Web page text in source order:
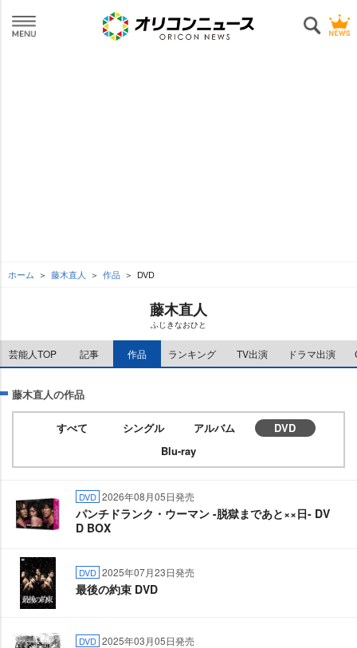
ホーム 藤木直人 作品 DVD
藤木直人
ふじきなおひと
芸能人TOP 記事 作品 ランキング TV出演 ドラマ出演
藤木直人の作品
すべて シングル アルバム
DVD
Blu-ray
DVD 2026年08月05日発売
パンチドランク・ウーマン -脱獄まであと××日- DV
D BOX
DVD 2025年07月23日発売
最後の約束 DVD
DVD 2025年03月05日発売